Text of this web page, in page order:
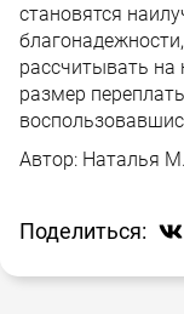
становятся
рассчитывать на
размер
Автор: Наталья М.
Поделиться: